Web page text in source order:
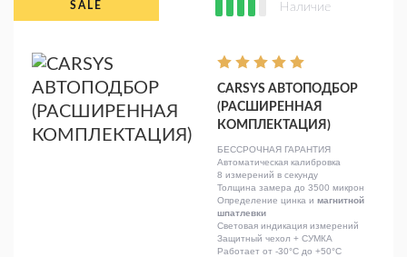
Наличие
CARSYS АВТОПОДБОР
(РАСШИРЕННАЯ
КОМПЛЕКТАЦИЯ)
БЕССРОЧНАЯ ГАРАНТИЯ
Автоматическая калибровка
8 измерений в секунду
Толщина замера до 3500 микрон
Определение цинка и магнитной
шпатлевки
Световая индикация измерений
Защитный чехол + СУМКА
Работает от -30°C до +50°C